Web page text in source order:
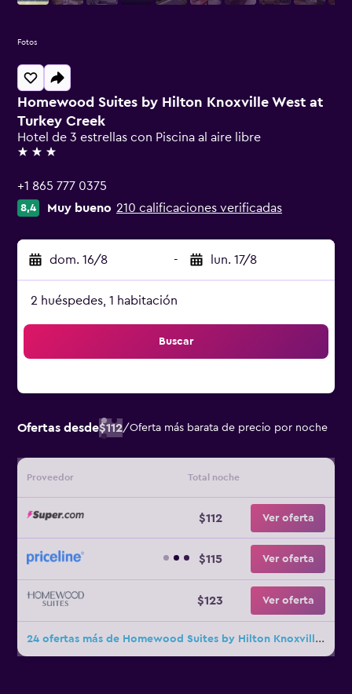
Homewood Suites by Hilton Knoxville West at
Turkey Creek
Hotel de 3 estrellas con Piscina al aire libre
3 estrellas
+1 865 777 0375
8,4 Muy bueno 210 calificaciones verificadas
dom. 16/8 - lun. 17/8
2 huéspedes, 1 habitación
Buscar
Ofertas desde$112/Oferta más barata de precio por noche
Proveedor Total noche
$112 Ver oferta
$115 Ver oferta
$123 Ver oferta
24 ofertas más de Homewood Suites by Hilton Knoxville West at Turkey Creek
Fotos